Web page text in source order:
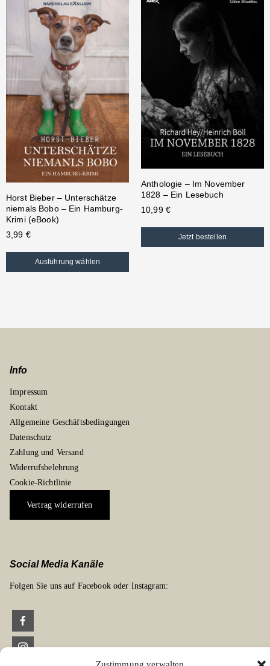
Horst Bieber – Unterschätze
niemals Bobo – Ein Hamburg-
Krimi (eBook)
3,99 €
Ausführung wählen
Anthologie – Im November
1828 – Ein Lesebuch
10,99 €
Jetzt bestellen
Info
Impressum
Kontakt
Allgemeine Geschäftsbedingungen
Datenschutz
Zahlung und Versand
Widerrufsbelehrung
Cookie-Richtlinie
Vertrag widerrufen
Social Media Kanäle
Folgen Sie uns auf Facebook oder Instagram: